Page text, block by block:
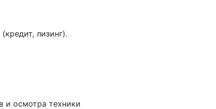
лизинг).
и осмотра техники